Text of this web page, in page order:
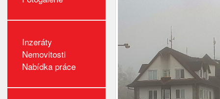
Inzeráty
Nemovitosti
Nabídka práce